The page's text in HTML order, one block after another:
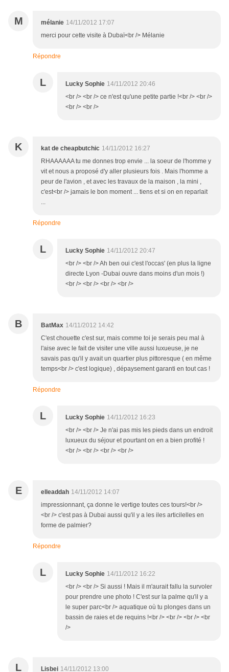
M mélanie 14/11/2012 17:07
merci pour cette visite à Dubaï<br /> Mélanie
Répondre
L Lucky Sophie 14/11/2012 20:46
<br /> <br /> ce n'est qu'une petite partie !<br /> <br />
<br /> <br />
K kat de cheapbutchic 14/11/2012 16:27
RHAAAAAA tu me donnes trop envie ... la soeur de l'homme y
vit et nous a proposé d'y aller plusieurs fois . Mais l'homme a
peur de l'avion , et avec les travaux de la maison , la mini ,
c'est<br /> jamais le bon moment ... tiens et si on en reparlait
...
Répondre
L Lucky Sophie 14/11/2012 20:47
<br /> <br /> Ah ben oui c'est l'occas' (en plus la ligne
directe Lyon -Dubai ouvre dans moins d'un mois !)
<br /> <br /> <br /> <br />
B BatMax 14/11/2012 14:42
C'est chouette c'est sur, mais comme toi je serais peu mal à
l'aise avec le fait de visiter une ville aussi luxueuse, je ne
savais pas qu'il y avait un quartier plus pittoresque ( en même
temps<br /> c'est logique) , dépaysement garanti en tout cas !
Répondre
L Lucky Sophie 14/11/2012 16:23
<br /> <br /> Je n'ai pas mis les pieds dans un endroit
luxueux du séjour et pourtant on en a bien profité !
<br /> <br /> <br /> <br />
E elleaddah 14/11/2012 14:07
impressionnant, ça donne le vertige toutes ces tours!<br />
<br /> c'est pas à Dubai aussi qu'il y a les iles articilelles en
forme de palmier?
Répondre
L Lucky Sophie 14/11/2012 16:22
<br /> <br /> Si aussi ! Mais il m'aurait fallu la survoler
pour prendre une photo ! C'est sur la palme qu'il y a
le super parc<br /> aquatique où tu plonges dans un
bassin de raies et de requins !<br /> <br /> <br /> <br
/>
L Lisbei 14/11/2012 13:00